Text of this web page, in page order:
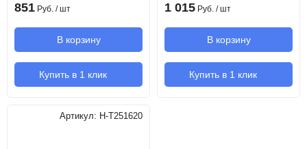
851 Руб. / шт
В корзину
Купить в 1 клик
1 015 Руб. / шт
В корзину
Купить в 1 клик
Артикул: H-T251620